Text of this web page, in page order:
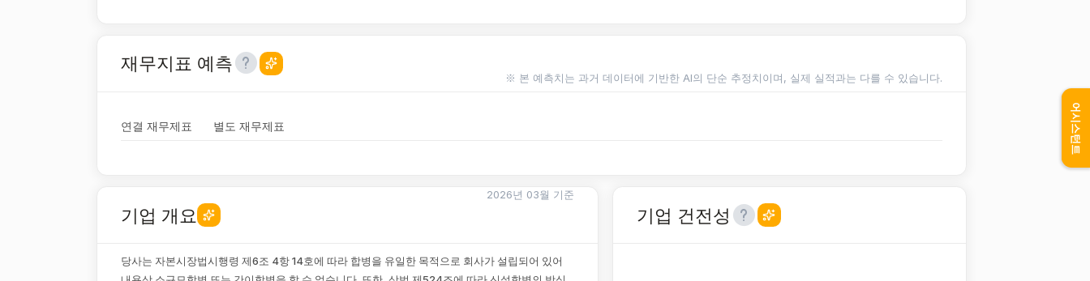
재무지표 예측
※ 본 예측치는 과거 데이터에 기반한 AI의 단순 추정치이며, 실제 실적과는 다를 수 있습니다.
연결 재무제표 별도 재무제표
기업 개요
2026년 03월 기준
당사는 자본시장법시행령 제6조 4항 14호에 따라 합병을 유일한 목적으로 회사가 설립되어 있어
기업 건전성
어시스턴트